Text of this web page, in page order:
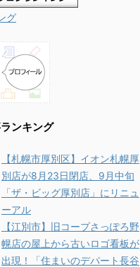
グ
ンキング
【札幌市厚別区】イオン札幌厚
別店が8月23日閉店、9月中旬
「ザ・ビッグ厚別店」にリニュ
ーアル
【江別市】旧コープさっぽろ野
幌店の屋上から古いロゴ看板が
出現！「住まいのデパート長谷